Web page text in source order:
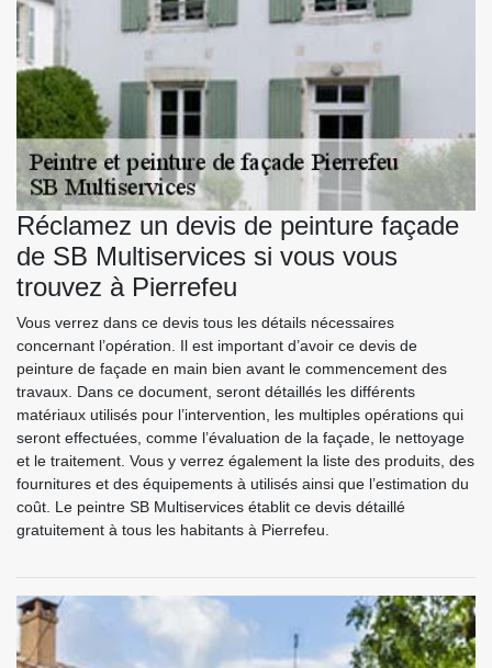
Réclamez un devis de peinture façade
de SB Multiservices si vous vous
trouvez à Pierrefeu
Vous verrez dans ce devis tous les détails nécessaires
concernant l’opération. Il est important d’avoir ce devis de
peinture de façade en main bien avant le commencement des
travaux. Dans ce document, seront détaillés les différents
matériaux utilisés pour l’intervention, les multiples opérations qui
seront effectuées, comme l’évaluation de la façade, le nettoyage
et le traitement. Vous y verrez également la liste des produits, des
fournitures et des équipements à utilisés ainsi que l’estimation du
coût. Le peintre SB Multiservices établit ce devis détaillé
gratuitement à tous les habitants à Pierrefeu.